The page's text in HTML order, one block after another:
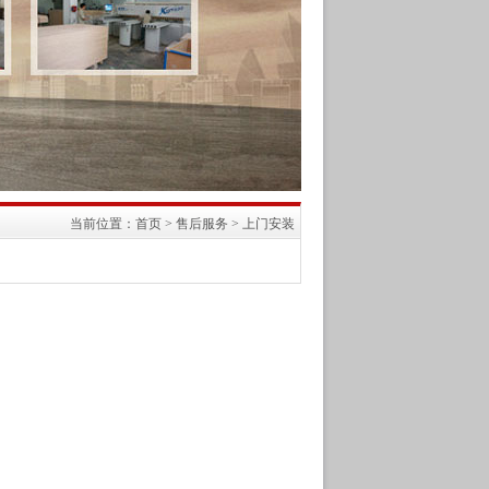
当前位置： 首页 > 售后服务 > 上门安装